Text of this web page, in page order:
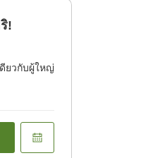
!
ยวกับผู้ใหญ่